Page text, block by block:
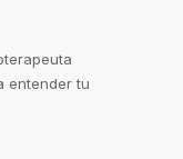
entender tu